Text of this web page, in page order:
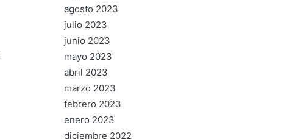
agosto 2023
julio 2023
junio 2023
mayo 2023
abril 2023
marzo 2023
febrero 2023
enero 2023
diciembre 2022